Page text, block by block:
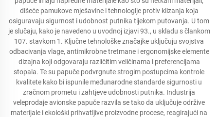
dišeće pamukove mješavine i tehnologije protiv klizanja koja
osiguravaju sigurnost i udobnost putnika tijekom putovanja. U tom
je slučaju, kako je navedeno u uvodnoj izjavi 93., u skladu s člankom
107. stavkom 1. Ključne tehnološke značajke uključuju svojstva
odbacivanja vlage, antimikrobne tretmane i ergonomijske elemente
dizajna koji odgovaraju različitim veličinama i preferencijama
stopala. Te su papuče podvrgnute strogim postupcima kontrole
kvalitete kako bi ispunile međunarodne standarde sigurnosti u
zračnom prometu i zahtjeve udobnosti putnika. Industrija
veleprodaje avionske papuče razvila se tako da uključuje održive
materijale i ekološki prihvatljive proizvodne procese, reagirajući na